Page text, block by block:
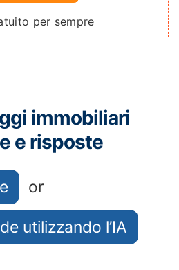
per sempre
immobiliari
e risposte
or
utilizzando l’IA